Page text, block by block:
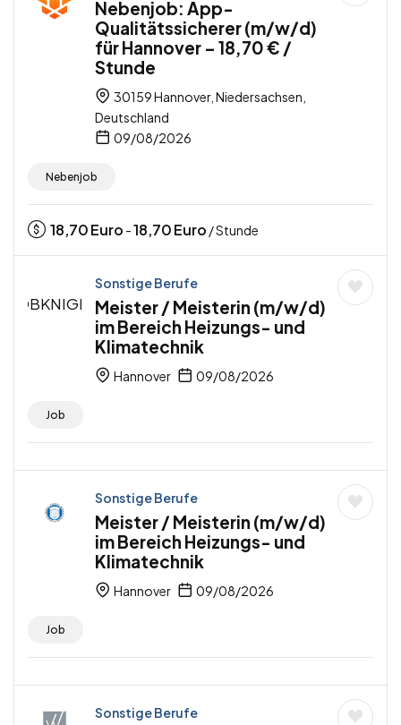
Nebenjob: App-
Qualitätssicherer (m/w/d)
für Hannover – 18,70 € /
Stunde
30159 Hannover, Niedersachsen,
Deutschland
09/08/2026
Nebenjob
18,70Euro -18,70Euro / Stunde
Sonstige Berufe
Meister / Meisterin (m/w/d)
im Bereich Heizungs- und
Klimatechnik
Hannover 09/08/2026
Job
Sonstige Berufe
Meister / Meisterin (m/w/d)
im Bereich Heizungs- und
Klimatechnik
Hannover 09/08/2026
Job
Sonstige Berufe